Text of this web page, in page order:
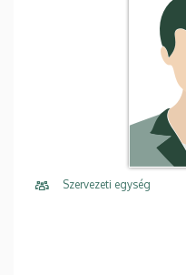
Szervezeti egység